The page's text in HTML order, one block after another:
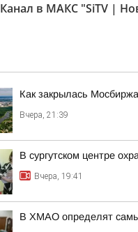
Канал в МАКС "SiTV |
Как закрылась
Вчера, 21:39
В сургутском центре
Вчера, 19:41
В ХМАО определят